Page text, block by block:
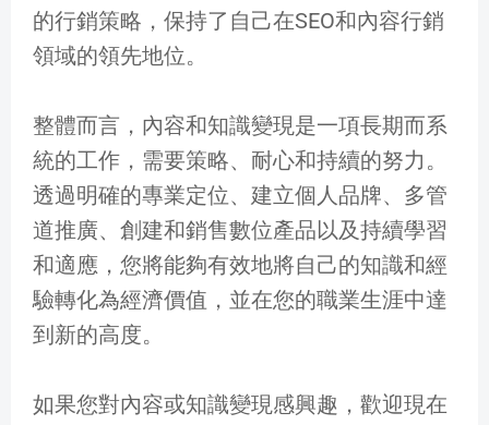
的行銷策略，保持了自己在SEO和內容行銷
領域的領先地位。
整體而言，內容和知識變現是一項長期而系
統的工作，需要策略、耐心和持續的努力。
透過明確的專業定位、建立個人品牌、多管
道推廣、創建和銷售數位產品以及持續學習
和適應，您將能夠有效地將自己的知識和經
驗轉化為經濟價值，並在您的職業生涯中達
到新的高度。
如果您對內容或知識變現感興趣，歡迎現在